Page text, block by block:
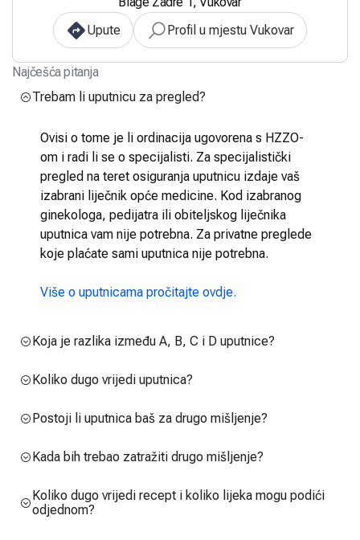
Upute
Profil u mjestu Vukovar
Najčešća pitanja
Trebam li uputnicu za pregled?
Ovisi o tome je li ordinacija ugovorena s HZZO-
om i radi li se o specijalisti. Za specijalistički
pregled na teret osiguranja uputnicu izdaje vaš
izabrani liječnik opće medicine. Kod izabranog
ginekologa, pedijatra ili obiteljskog liječnika
uputnica vam nije potrebna. Za privatne preglede
koje plaćate sami uputnica nije potrebna.
Više o uputnicama pročitajte ovdje.
Koja je razlika između A, B, C i D uputnice?
Koliko dugo vrijedi uputnica?
Postoji li uputnica baš za drugo mišljenje?
Kada bih trebao zatražiti drugo mišljenje?
Koliko dugo vrijedi recept i koliko lijeka mogu podići
odjednom?